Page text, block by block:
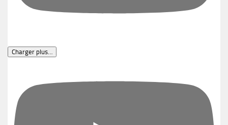
Charger plus…